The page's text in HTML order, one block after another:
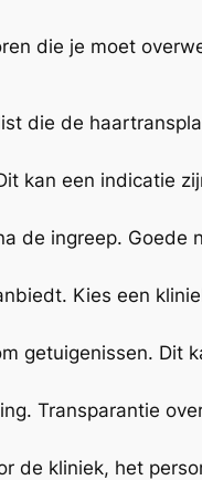
die je moet
die de
kan een indicatie
de ingreep. Goede
Kies een
getuigenissen. Dit
Transparantie
de kliniek, het